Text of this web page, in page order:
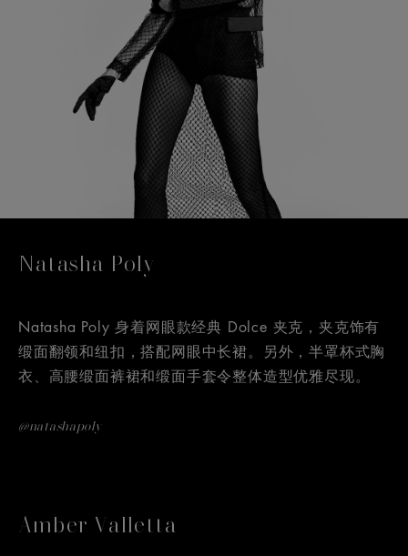
Natasha Poly
Natasha Poly 身着网眼款经典 Dolce 夹克，夹克饰有
缎面翻领和纽扣，搭配网眼中长裙。另外，半罩杯式胸
衣、高腰缎面裤裙和缎面手套令整体造型优雅尽现。
@natashapoly
Amber Valletta